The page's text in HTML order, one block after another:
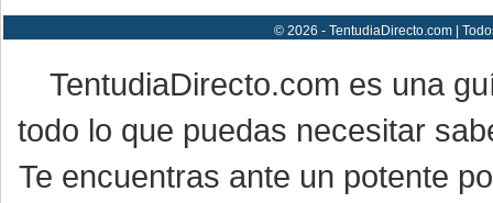
© 2026 - TentudiaDirecto.com |
TentudiaDirecto.com es una
todo lo que puedas necesitar
Te encuentras ante un potente